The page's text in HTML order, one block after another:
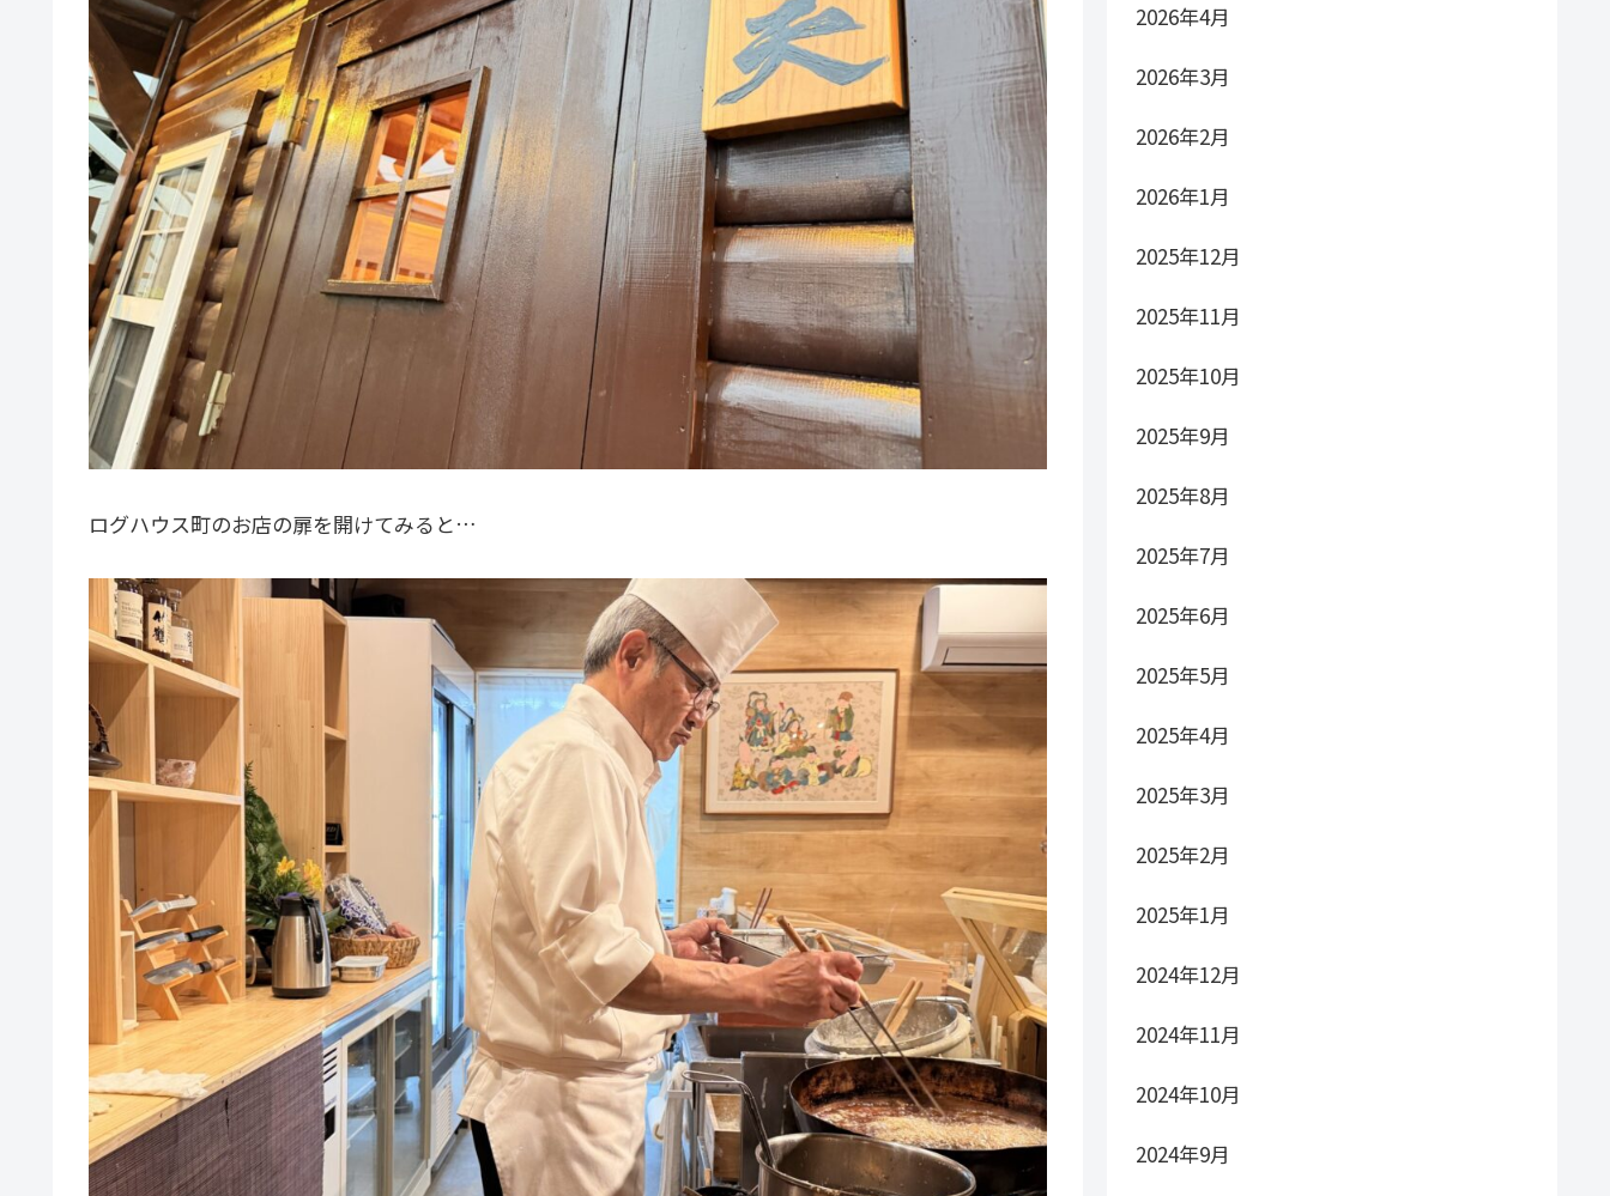
ログハウス町のお店の扉を開けてみると…
2026年4月
2026年3月
2026年2月
2026年1月
2025年12月
2025年11月
2025年10月
2025年9月
2025年8月
2025年7月
2025年6月
2025年5月
2025年4月
2025年3月
2025年2月
2025年1月
2024年12月
2024年11月
2024年10月
2024年9月